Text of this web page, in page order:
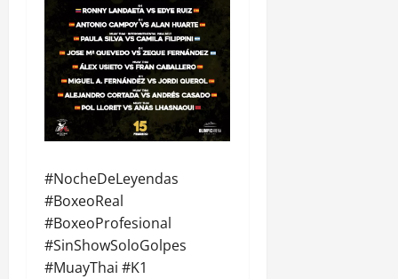
#NocheDeLeyendas
#BoxeoReal
#BoxeoProfesional
#SinShowSoloGolpes
#MuayThai #K1